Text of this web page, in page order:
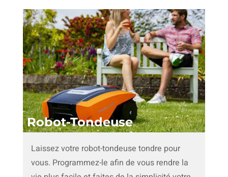
Robot-Tondeuse
Laissez votre robot-tondeuse tondre pour
vous. Programmez-le afin de vous rendre la